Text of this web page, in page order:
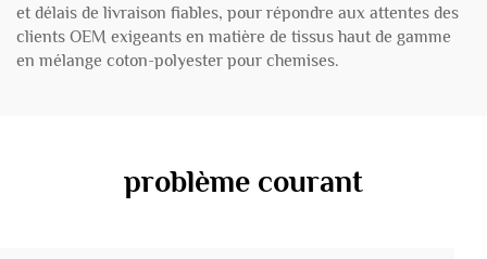
et délais de livraison fiables, pour répondre aux attentes des
clients OEM exigeants en matière de tissus haut de gamme
en mélange coton-polyester pour chemises.
problème courant